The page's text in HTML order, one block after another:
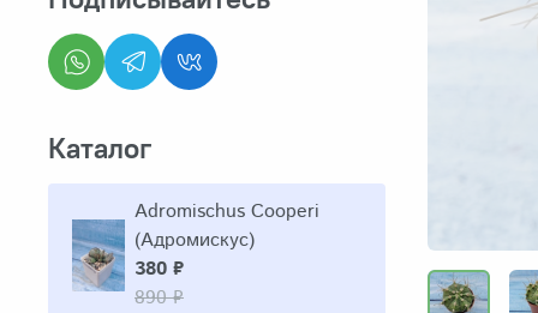
Каталог
Adromischus Cooperi
(Адромискус)
380 ₽
890 ₽